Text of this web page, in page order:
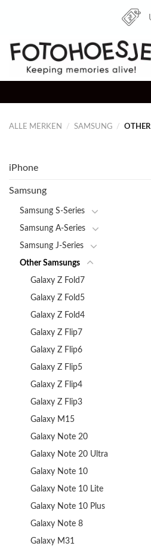
ALLE MERKEN / SAMSUNG /
iPhone
Samsung
Samsung S-Series
Samsung A-Series
Samsung J-Series
Other Samsungs
Galaxy Z Fold7
Galaxy Z Fold5
Galaxy Z Fold4
Galaxy Z Flip7
Galaxy Z Flip6
Galaxy Z Flip5
Galaxy Z Flip4
Galaxy Z Flip3
Galaxy M15
Galaxy Note 20
Galaxy Note 20 Ultra
Galaxy Note 10
Galaxy Note 10 Lite
Galaxy Note 10 Plus
Galaxy Note 8
Galaxy M31